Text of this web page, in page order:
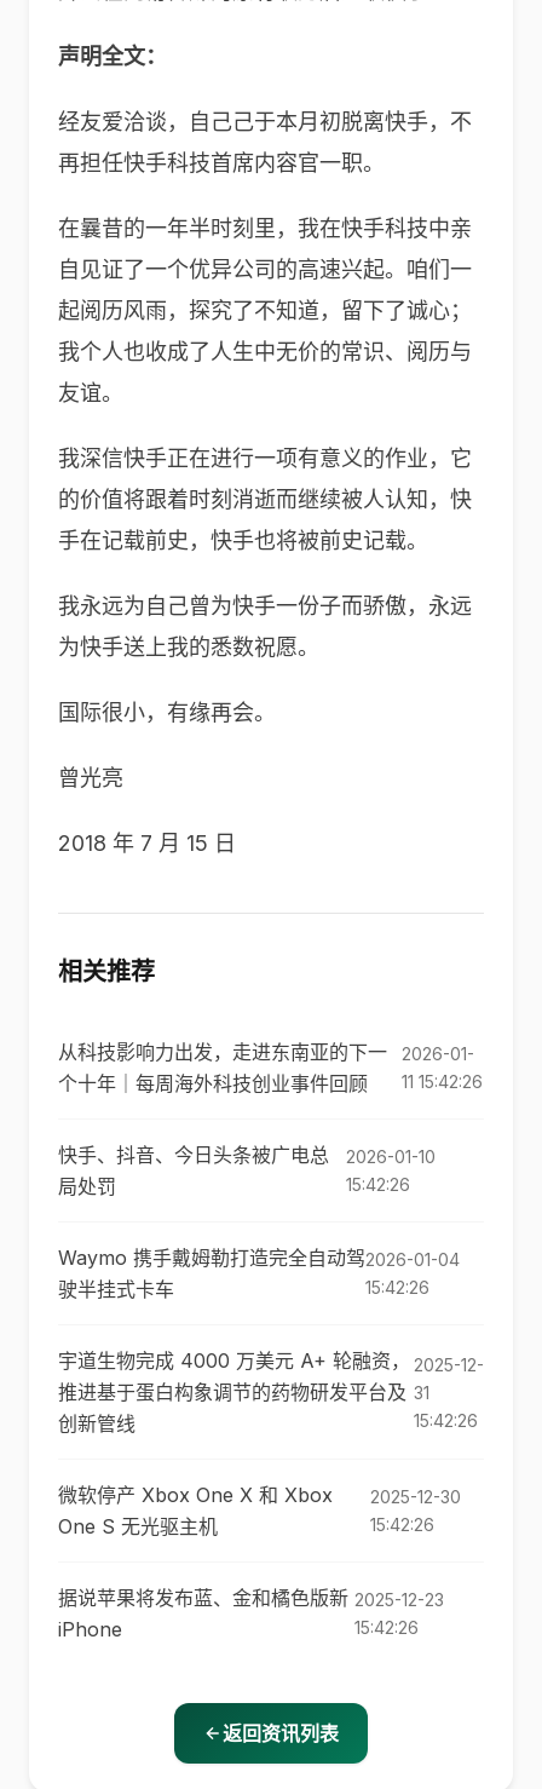
声明全文：
经友爱洽谈，自己己于本月初脱离快手，不
再担任快手科技首席内容官一职。
在曩昔的一年半时刻里，我在快手科技中亲
自见证了一个优异公司的高速兴起。咱们一
起阅历风雨，探究了不知道，留下了诚心；
我个人也收成了人生中无价的常识、阅历与
友谊。
我深信快手正在进行一项有意义的作业，它
的价值将跟着时刻消逝而继续被人认知，快
手在记载前史，快手也将被前史记载。
我永远为自己曾为快手一份子而骄傲，永远
为快手送上我的悉数祝愿。
国际很小，有缘再会。
曾光亮
2018 年 7 月 15 日
相关推荐
从科技影响力出发，走进东南亚的下一
个十年｜每周海外科技创业事件回顾
2026-01-
11 15:42:26
快手、抖音、今日头条被广电总
局处罚
2026-01-10
15:42:26
Waymo 携手戴姆勒打造完全自动驾
驶半挂式卡车
2026-01-04
15:42:26
宇道生物完成 4000 万美元 A+ 轮融资，
推进基于蛋白构象调节的药物研发平台及
创新管线
2025-12-
31
15:42:26
微软停产 Xbox One X 和 Xbox
One S 无光驱主机
2025-12-30
15:42:26
据说苹果将发布蓝、金和橘色版新
iPhone
2025-12-23
15:42:26
返回资讯列表